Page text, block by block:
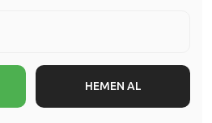
HEMEN AL